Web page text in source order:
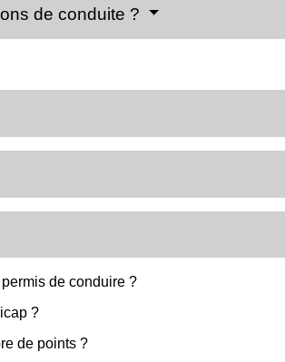
de conduite ?
de conduire ?
?
de points ?